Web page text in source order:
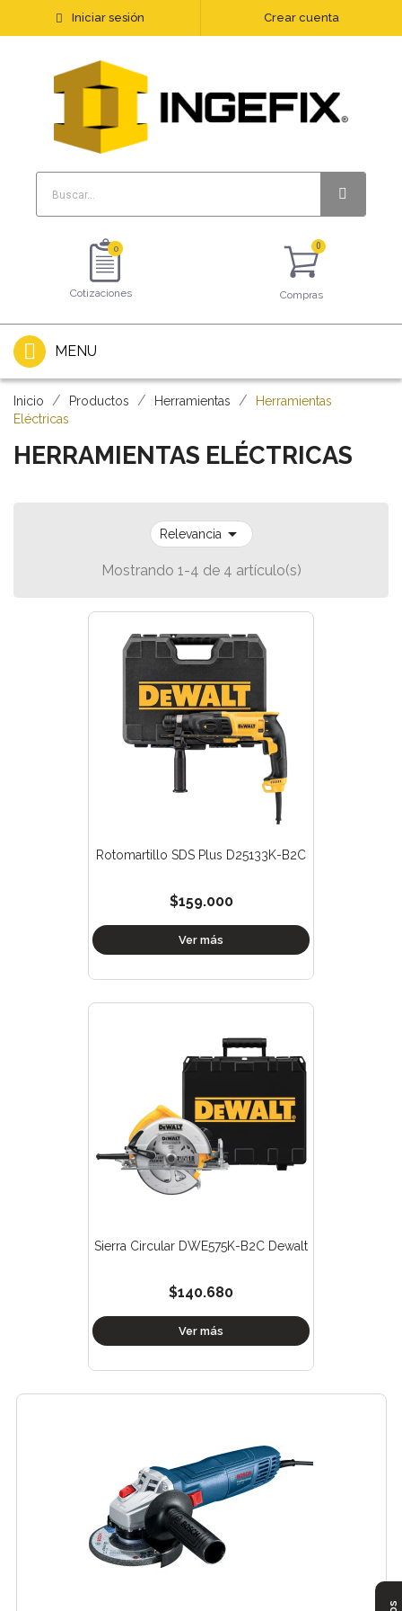
Iniciar sesión Crear cuenta
0
Cotizaciones Compras
MENU
Inicio Productos Herramientas
Herramientas
Eléctricas
HERRAMIENTAS ELÉCTRICAS
Relevancia
Mostrando 1-4 de 4 artículo(s)
Rotomartillo SDS Plus D25133K-B2C
$159.000
Ver más
Sierra Circular DWE575K-B2C Dewalt
$140.680
Ver más